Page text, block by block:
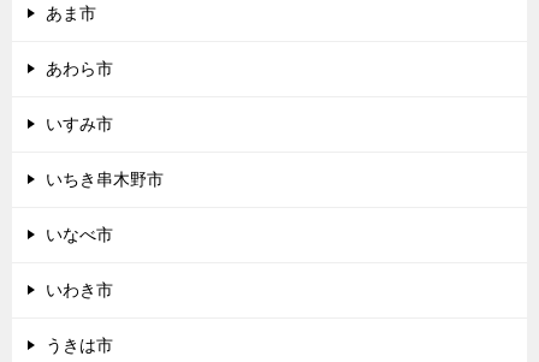
あま市
あわら市
いすみ市
いちき串木野市
いなべ市
いわき市
うきは市